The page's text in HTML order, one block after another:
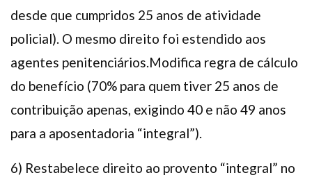
desde que cumpridos 25 anos de atividade
policial). O mesmo direito foi estendido aos
agentes penitenciários.Modifica regra de cálculo
do benefício (70% para quem tiver 25 anos de
contribuição apenas, exigindo 40 e não 49 anos
para a aposentadoria “integral”).
6) Restabelece direito ao provento “integral” no